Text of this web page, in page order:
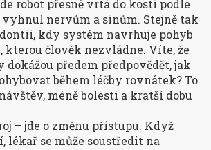
robot přesně vrtá do kosti podle
vyhnul nervům a sinům. Stejně tak
, kdy systém navrhuje pohyb
kterou člověk nezvládne. Víte, že
dokážou předem předpovědět, jak
během léčby rovnátek? To
méně bolesti a kratší dobu
– jde o změnu přístupu. Když
lékař se může soustředit na